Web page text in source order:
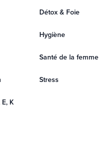
Détox & Foie
Hygiène
Santé de la femme
Stress
K